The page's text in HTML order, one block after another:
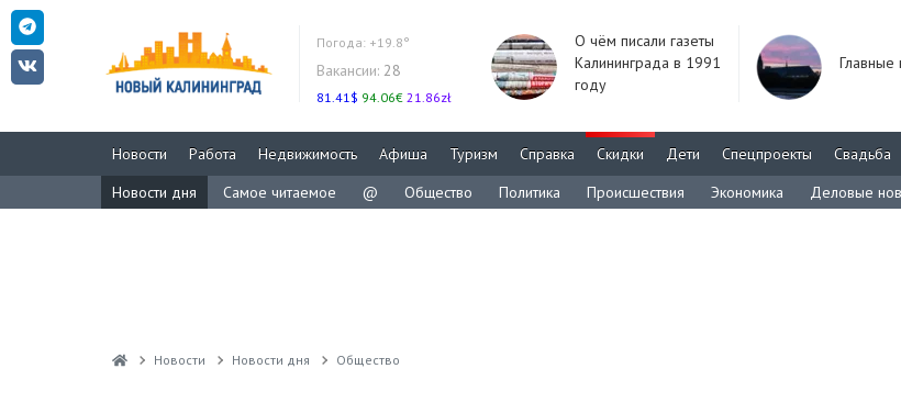
Погода: +19.8°
Вакансии: 28
81.41$ 94.06€ 21.86zł
О чём писали газеты
Калининграда в 1991
году
Главные
Новости Работа Недвижимость Афиша Туризм Справка Скидки Дети Спецпроекты Свадьба
Новости дня
Самое читаемое @ Общество Политика Происшествия Экономика Деловые
Новости Новости дня Общество